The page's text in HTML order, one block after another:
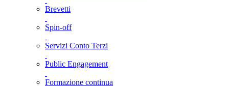
Brevetti
Spin-off
Servizi Conto Terzi
Public Engagement
Formazione continua